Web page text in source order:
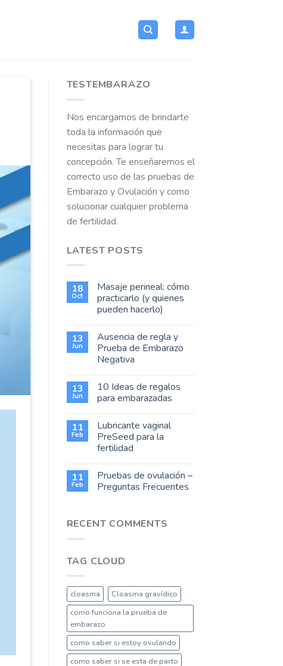
TESTEMBARAZO
Nos encargamos de brindarte
toda la información que
necesitas para lograr tu
concepción. Te enseñaremos el
correcto uso de las pruebas de
Embarazo y Ovulación y como
solucionar cualquier problema
de fertilidad.
LATEST POSTS
18
Oct
Masaje perineal: cómo
practicarlo (y quienes
pueden hacerlo)
13
Jun
Ausencia de regla y
Prueba de Embarazo
Negativa
13
Jun
10 Ideas de regalos
para embarazadas
11
Feb
Lubricante vaginal
PreSeed para la
fertilidad
11
Feb
Pruebas de ovulación –
Preguntas Frecuentes
RECENT COMMENTS
TAG CLOUD
cloasma
Cloasma gravídico
como funciona la prueba de
embarazo
como saber si estoy ovulando
como saber si se esta de parto